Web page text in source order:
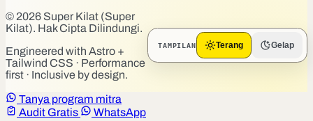
© 2026 Super Kilat (Super
Kilat). Hak Cipta Dilindungi.
Engineered with Astro +
Tailwind CSS · Performance
first · Inclusive by design.
TAMPILAN Terang Gelap
Tanya program mitra
Audit Gratis
WhatsApp